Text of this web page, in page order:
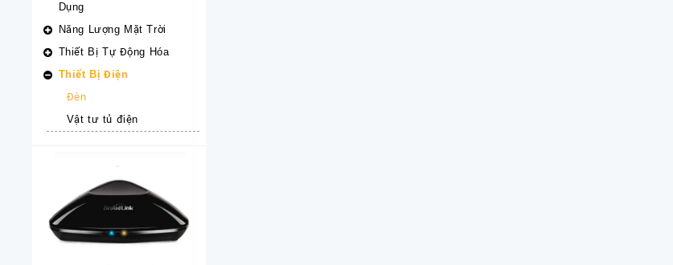
Dụng
Năng Lượng Mặt Trời
Thiết Bị Tự Động Hóa
Thiết Bị Điện
Đèn
Vật tư tủ điện